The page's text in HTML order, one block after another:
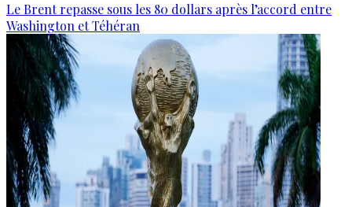
Le Brent repasse sous les 80 dollars après l’accord entre
Washington et Téhéran